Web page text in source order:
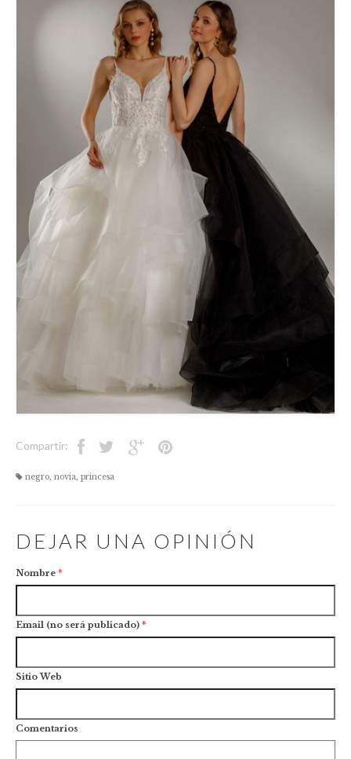
negro, novia, princesa
DEJAR UNA OPINIÓN
Nombre *
Email (no será publicado) *
Sitio Web
Comentarios